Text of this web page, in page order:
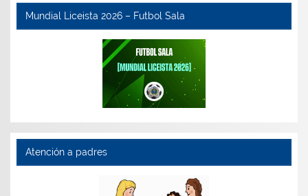
Mundial Liceista 2026 – Futbol Sala
Atención a padres